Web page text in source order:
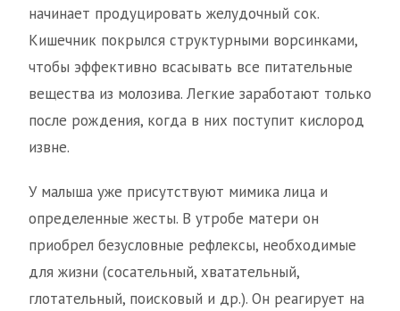
начинает продуцировать желудочный сок.
Кишечник покрылся структурными ворсинками,
чтобы эффективно всасывать все питательные
вещества из молозива. Легкие заработают только
после рождения, когда в них поступит кислород
извне.
У малыша уже присутствуют мимика лица и
определенные жесты. В утробе матери он
приобрел безусловные рефлексы, необходимые
для жизни (сосательный, хватательный,
глотательный, поисковый и др.). Он реагирует на